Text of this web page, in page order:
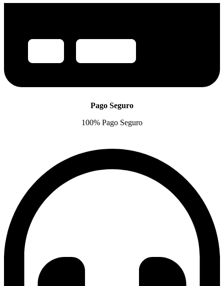
Pago Seguro
100% Pago Seguro